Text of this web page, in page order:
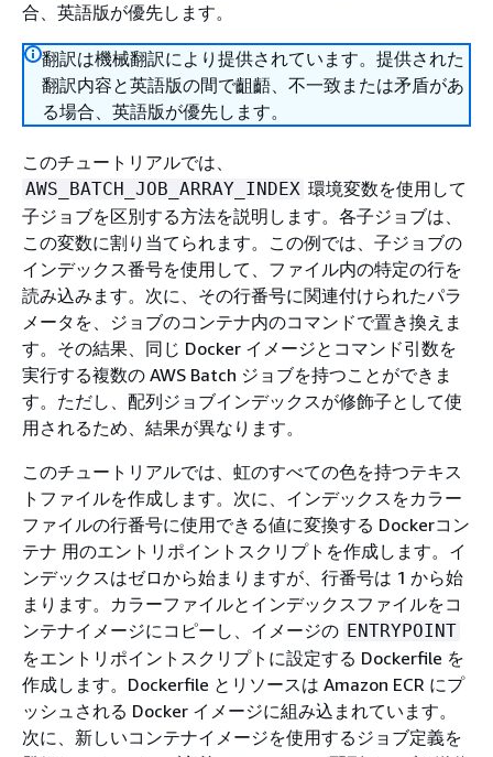
合、英語版が優先します。
翻訳は機械翻訳により提供されています。提供された
翻訳内容と英語版の間で齟齬、不一致または矛盾があ
る場合、英語版が優先します。
このチュートリアルでは、
AWS_BATCH_JOB_ARRAY_INDEX 環境変数を使用して
子ジョブを区別する方法を説明します。各子ジョブは、
この変数に割り当てられます。この例では、子ジョブの
インデックス番号を使用して、ファイル内の特定の行を
読み込みます。次に、その行番号に関連付けられたパラ
メータを、ジョブのコンテナ内のコマンドで置き換えま
す。その結果、同じ Docker イメージとコマンド引数を
実行する複数の AWS Batch ジョブを持つことができま
す。ただし、配列ジョブインデックスが修飾子として使
用されるため、結果が異なります。
このチュートリアルでは、虹のすべての色を持つテキス
トファイルを作成します。次に、インデックスをカラー
ファイルの行番号に使用できる値に変換する Dockerコン
テナ 用のエントリポイントスクリプトを作成します。イ
ンデックスはゼロから始まりますが、行番号は 1 から始
まります。カラーファイルとインデックスファイルをコ
ンテナイメージにコピーし、イメージの ENTRYPOINT
をエントリポイントスクリプトに設定する Dockerfile を
作成します。Dockerfile とリソースは Amazon ECR にプ
ッシュされる Docker イメージに組み込まれています。
次に、新しいコンテナイメージを使用するジョブ定義を